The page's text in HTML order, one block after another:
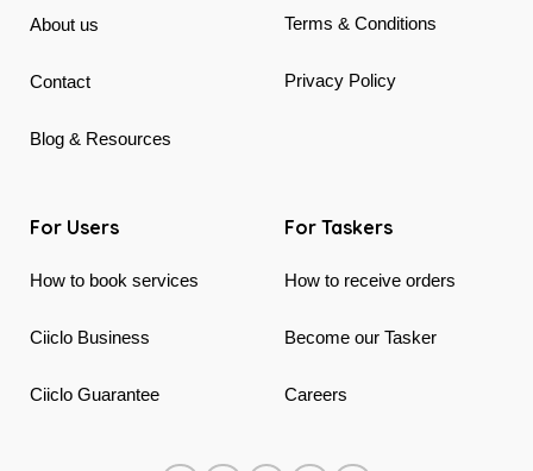
About us
Contact
Blog & Resources
Terms & Conditions
Privacy Policy
For Users
How to book services
Ciiclo Business
Ciiclo Guarantee
For Taskers
How to receive orders
Become our Tasker
Careers